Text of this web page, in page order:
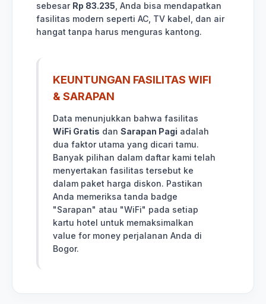
sebesar Rp 83.235 , Anda bisa mendapatkan
fasilitas modern seperti AC, TV kabel, dan air
hangat tanpa harus menguras kantong.
KEUNTUNGAN FASILITAS WIFI
& SARAPAN
Data menunjukkan bahwa fasilitas
WiFi Gratis dan Sarapan Pagi adalah
dua faktor utama yang dicari tamu.
Banyak pilihan dalam daftar kami telah
menyertakan fasilitas tersebut ke
dalam paket harga diskon. Pastikan
Anda memeriksa tanda badge
"Sarapan" atau "WiFi" pada setiap
kartu hotel untuk memaksimalkan
value for money perjalanan Anda di
Bogor.